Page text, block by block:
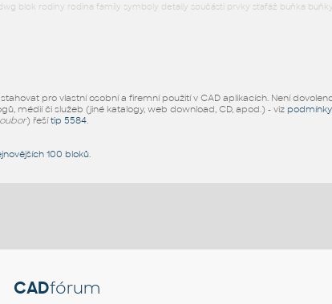
blok rodiny rodina family symboly detaily součásti prvky stafáž buňka
pro vlastní osobní a firemní použití v CAD aplikacích. Není
médií či služeb (jiné katalogy, web download, CD, apod.) - viz
) řešítip 5584.
100 bloků.
CADfórum